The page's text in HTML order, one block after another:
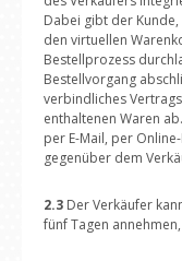
Dabei gibt der
den virtuellen
Bestellprozess
Bestellvorgang
verbindliches
enthaltenen Waren
per E-Mail, per
gegenüber dem
2.3 Der Verkäufer
fünf Tagen annehmen,